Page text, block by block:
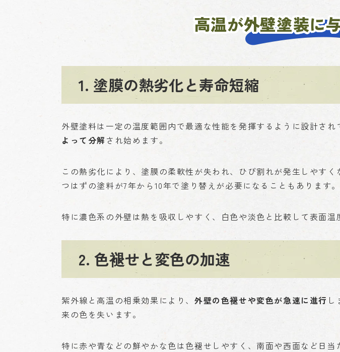
高温が外壁塗装に
1. 塗膜の熱劣化と寿命短縮
外壁塗料は一定の温度範囲内で最適な性能を発揮するように設計さ
よって分解 され始めます。
この熱劣化により、塗膜の柔軟性が失われ、ひび割れが発生しやす
つはずの塗料が7年から10年で塗り替えが必要になることもあります。
特に濃色系の外壁は熱を吸収しやすく、白色や淡色と比較して表面温
2. 色褪せと変色の加速
紫外線と高温の相乗効果により、 外壁の色褪せや変色が急速に進行
来の色を失います。
特に赤や青などの鮮やかな色は色褪せしやすく、南面や西面など日